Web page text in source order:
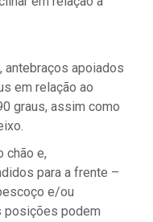
antebraços apoiados
em relação ao
graus, assim como
chão e,
para a frente –
e/ou
posições podem